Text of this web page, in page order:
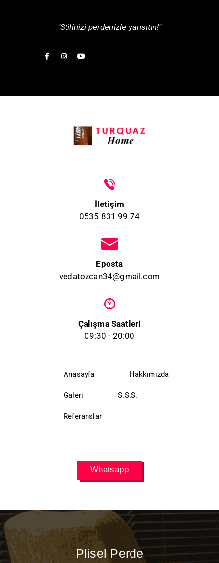
"Stilinizi perdenizle yansıtın!"
İletişim
0535 831 99 74
Eposta
vedatozcan34@gmail.com
Çalışma Saatleri
09:30 - 20:00
Anasayfa Hakkımızda
Galeri S.S.S.
Referanslar
Whatsapp
Plisel Perde